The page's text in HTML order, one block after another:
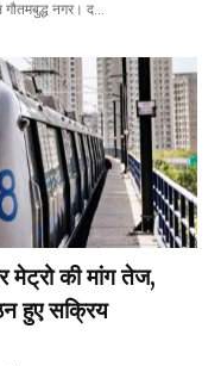
गौतमबुद्ध नगर। द…
मेट्रो की मांग तेज,
हुए सक्रिय